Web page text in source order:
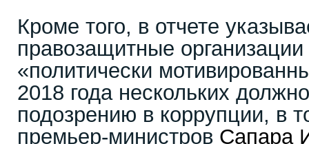
Кроме того, в отчете
правозащитные
«политически
2018 года нескольких
подозрению в коррупции, в
премьер-министров Сапара